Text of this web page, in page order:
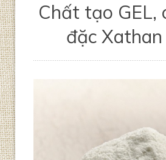
Chất tạo GEL,
đặc Xathan